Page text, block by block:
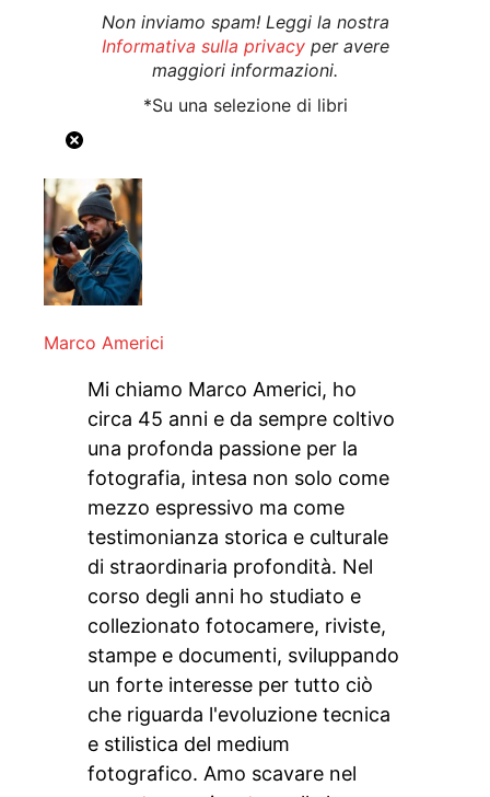
Non inviamo spam! Leggi la nostra
Informativa sulla privacyper avere
maggiori informazioni.
*Su una selezione di libri
Marco Americi
Mi chiamo Marco Americi, ho
circa 45 anni e da sempre coltivo
una profonda passione per la
fotografia, intesa non solo come
mezzo espressivo ma come
testimonianza storica e culturale
di straordinaria profondità. Nel
corso degli anni ho studiato e
collezionato fotocamere, riviste,
stampe e documenti, sviluppando
un forte interesse per tutto ciò
che riguarda l'evoluzione tecnica
e stilistica del medium
fotografico. Amo scavare nel